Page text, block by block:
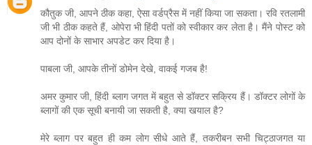
कौतुक जी, आपने ठीक कहा, ऐसा वर्डप्रैस में नहीं किया जा सकता। रवि रतलामी
जी भी ठीक कहते हैं, ओपेरा भी हिंदी पतों को स्वीकार कर लेता है। मैंने पोस्ट को
आप दोनों के साभार अपडेट कर दिया है।
पाबला जी, आपके तीनों डोमेन देखे, वाकई गजब है!
अमर कुमार जी, हिंदी ब्लाग जगत में बहुत से डॉक्टर सक्रिय हैं। डॉक्टर लोगों के
ब्लागों की एक सूची बनायी जा सकती है, क्या खयाल है?
मेरे ब्लाग पर बहुत ही कम लोग सीधे आते हैं, तकरीबन सभी चिट्ठाजगत या